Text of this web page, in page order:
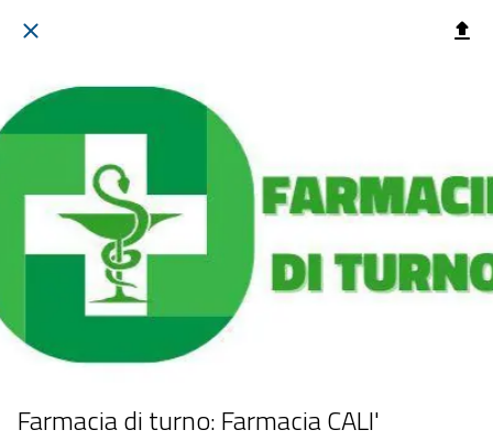
Farmacia di turno: Farmacia CALI'